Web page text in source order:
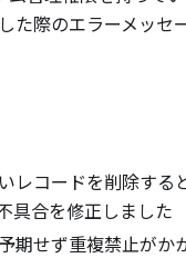
た際のエラーメッセ
レコードを削除する
具合を修正しました
期せず重複禁止がか